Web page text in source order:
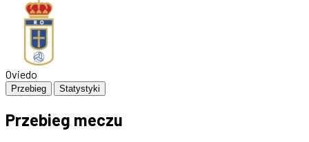
Oviedo
Przebieg Statystyki
Przebieg meczu